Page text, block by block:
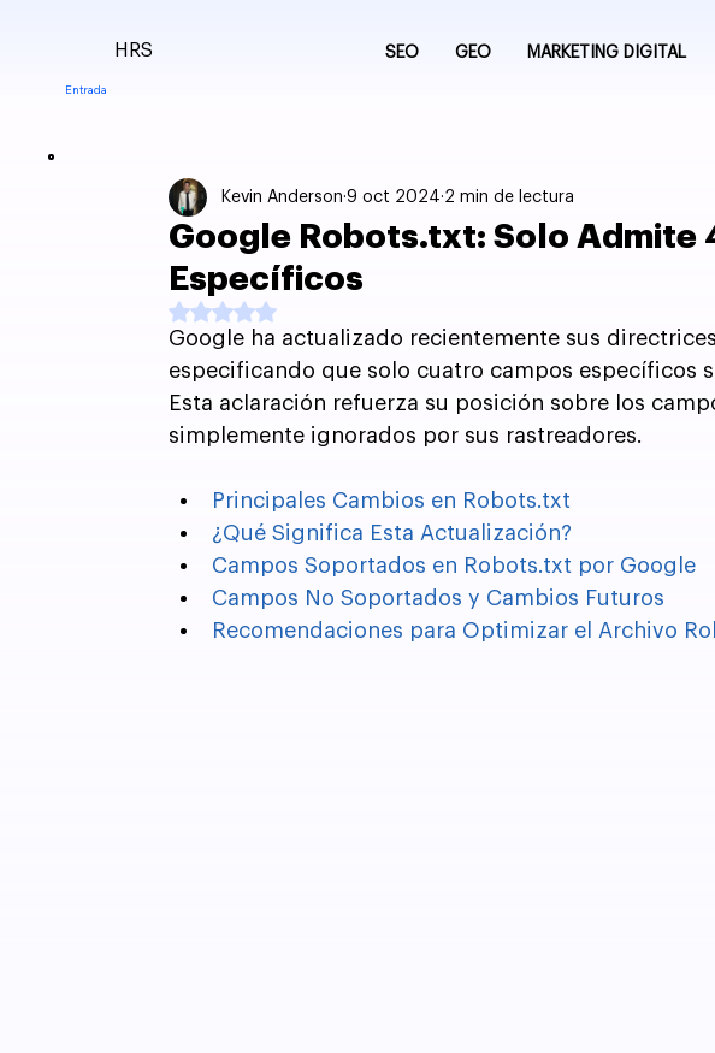
SEO GEO MARKETING DIGITAL
Entrada
HRS
Google Robots.txt: Solo Admite
Específicos
Kevin Anderson 9 oct 2024 2 min de lectura
Obtuvo NaN de 5 estrellas.
Google ha actualizado recientemente sus
especificando que solo cuatro campos específicos
Esta aclaración refuerza su posición sobre los
simplemente ignorados por sus rastreadores.
Principales Cambios en Robots.txt
¿Qué Significa Esta Actualización?
Campos Soportados en Robots.txt por Google
Campos No Soportados y Cambios Futuros
Recomendaciones para Optimizar el Archivo